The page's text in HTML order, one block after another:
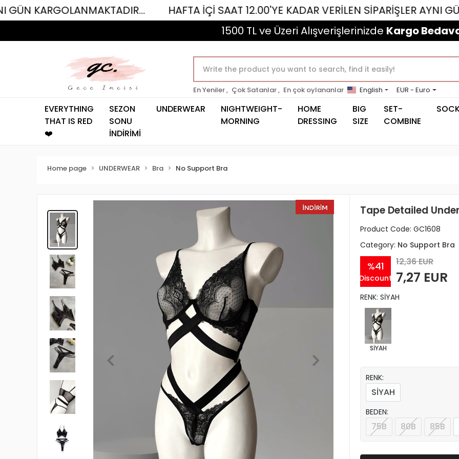
HAFTA İÇİ SAAT 12.00'YE KADAR VERİLEN SİPARİŞLER AYNI GÜN
1500 TL ve Üzeri Alışverişlerinizde Kargo
En Yeniler , Çok Satanlar , En çok oylananlar English EUR - Euro
EVERYTHING
THAT IS RED
❤️
SEZON
SONU
İNDİRİMİ
UNDERWEAR
NIGHTWEIGHT-
MORNING
HOME
DRESSING
BIG
SIZE
SET-
COMBINE
Home page UNDERWEAR Bra No Support Bra
Tape Detailed
Product Code: GC1608
Category: No Support Bra
%41
Discount
12,36 EUR
7,27 EUR
RENK: SİYAH
SİYAH
RENK:
SİYAH
BEDEN:
75B 80B 85B